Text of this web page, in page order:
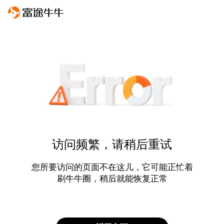
访问频繁，请稍后重试
您所要访问的页面不在这儿，它可能正忙着
刷牛牛圈，稍后就能恢复正常